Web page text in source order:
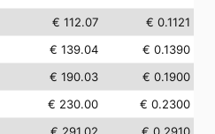
€ 112.07
€ 0.1121
€ 139.04
€ 0.1390
€ 190.03
€ 0.1900
€ 230.00
€ 0.2300